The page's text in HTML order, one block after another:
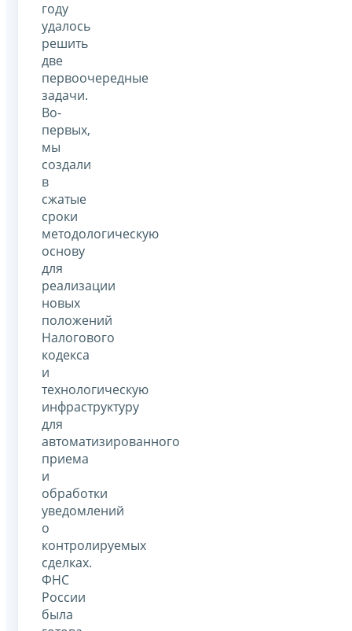
году
удалось
решить
две
первоочередные
задачи.
Во-
первых,
мы
создали
в
сжатые
сроки
методологическую
основу
для
реализации
новых
положений
Налогового
кодекса
и
технологическую
инфраструктуру
для
автоматизированного
приема
и
обработки
уведомлений
о
контролируемых
сделках.
ФНС
России
была